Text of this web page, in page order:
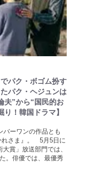
パク・ボゴム扮す
パク・ヘジュンは
夫”から“国民的お
！韓国ドラマ】
バーワンの作品とも
れさま』。 5月5日に
賞」放送部門では、
。俳優では、最優秀